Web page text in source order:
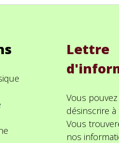
Lettre
Vous
désinscrire
Vous
nos